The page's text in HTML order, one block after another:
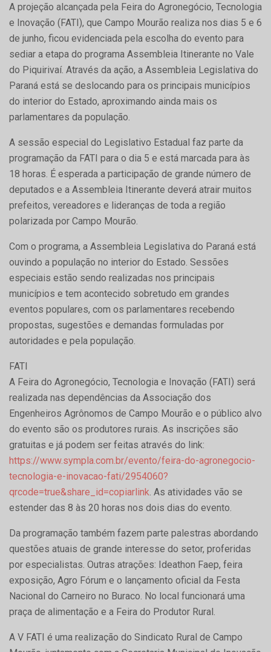
A projeção alcançada pela Feira do Agronegócio, Tecnologia
e Inovação (FATI), que Campo Mourão realiza nos dias 5 e 6
de junho, ficou evidenciada pela escolha do evento para
sediar a etapa do programa Assembleia Itinerante no Vale
do Piquirivaí. Através da ação, a Assembleia Legislativa do
Paraná está se deslocando para os principais municípios
do interior do Estado, aproximando ainda mais os
parlamentares da população.
A sessão especial do Legislativo Estadual faz parte da
programação da FATI para o dia 5 e está marcada para às
18 horas. É esperada a participação de grande número de
deputados e a Assembleia Itinerante deverá atrair muitos
prefeitos, vereadores e lideranças de toda a região
polarizada por Campo Mourão.
Com o programa, a Assembleia Legislativa do Paraná está
ouvindo a população no interior do Estado. Sessões
especiais estão sendo realizadas nos principais
municípios e tem acontecido sobretudo em grandes
eventos populares, com os parlamentares recebendo
propostas, sugestões e demandas formuladas por
autoridades e pela população.
FATI
A Feira do Agronegócio, Tecnologia e Inovação (FATI) será
realizada nas dependências da Associação dos
Engenheiros Agrônomos de Campo Mourão e o público alvo
do evento são os produtores rurais. As inscrições são
gratuitas e já podem ser feitas através do link:
https://www.sympla.com.br/evento/feira-do-agronegocio-
tecnologia-e-inovacao-fati/2954060?
qrcode=true&share_id=copiarlink . As atividades vão se
estender das 8 às 20 horas nos dois dias do evento.
Da programação também fazem parte palestras abordando
questões atuais de grande interesse do setor, proferidas
por especialistas. Outras atrações: Ideathon Faep, feira
exposição, Agro Fórum e o lançamento oficial da Festa
Nacional do Carneiro no Buraco. No local funcionará uma
praça de alimentação e a Feira do Produtor Rural.
A V FATI é uma realização do Sindicato Rural de Campo